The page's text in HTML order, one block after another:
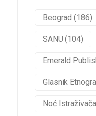
Beograd (186)
SANU (104)
Emerald
Glasnik
Noć